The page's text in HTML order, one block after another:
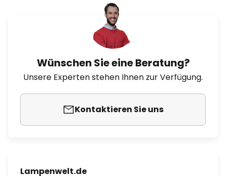
Wünschen Sie eine Beratung?
Unsere Experten stehen Ihnen zur Verfügung.
Kontaktieren Sie uns
Lampenwelt.de